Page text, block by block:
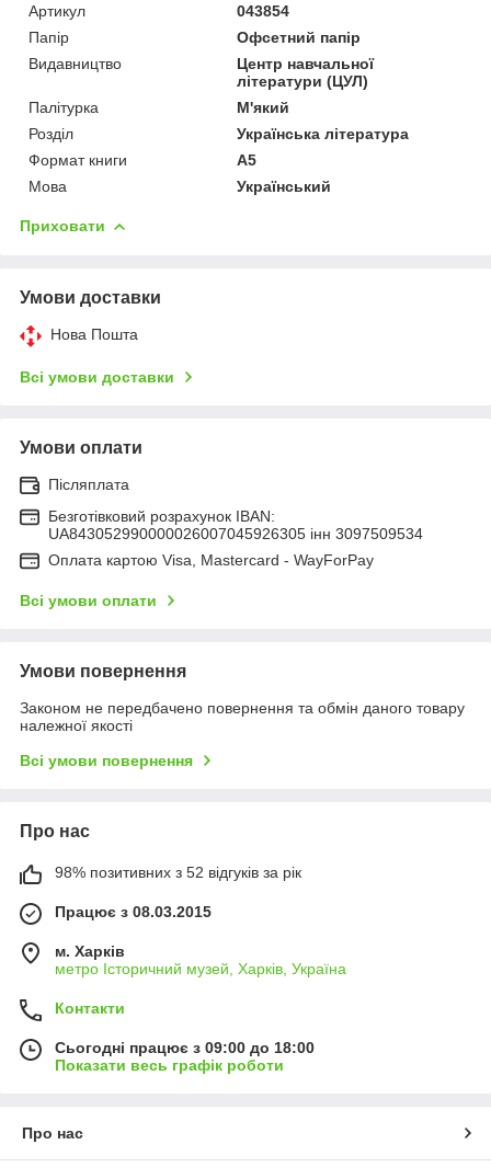
Артикул
043854
Папір
Офсетний папір
Видавництво
Центр навчальної
літератури (ЦУЛ)
Палітурка
М'який
Розділ
Українська література
Формат книги
А5
Мова
Український
Приховати
Умови доставки
Нова Пошта
Всі умови доставки
Умови оплати
Післяплата
Безготівковий розрахунок IBAN:
UA843052990000026007045926305 інн 3097509534
Оплата картою Visa, Mastercard - WayForPay
Всі умови оплати
Умови повернення
Законом не передбачено повернення та обмін даного товару
належної якості
Всі умови повернення
Про нас
98% позитивних з 52 відгуків за рік
Працює з 08.03.2015
м. Харків
метро Історичний музей, Харків, Україна
Контакти
Сьогодні працює з 09:00 до 18:00
Показати весь графік роботи
Про нас